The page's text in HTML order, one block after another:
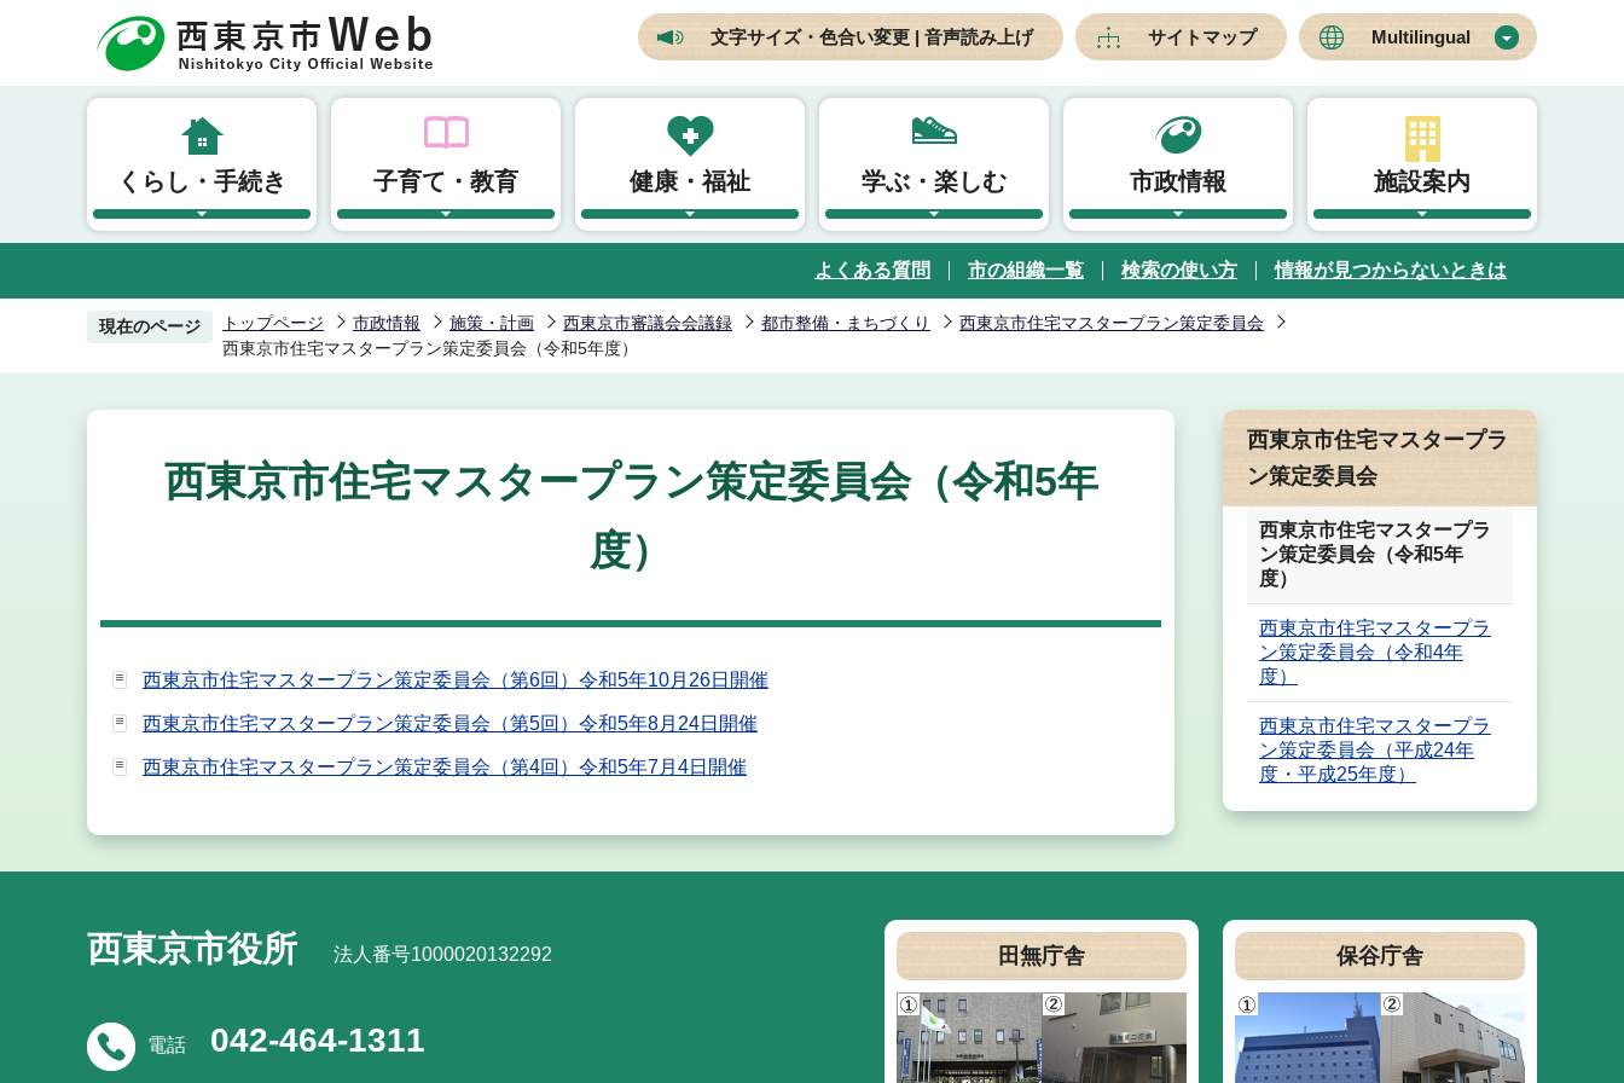
頭
文字サイズ・色合い変更 | 音声読み上げ サイトマップ Multilingual
くらし・手続き 子育て・教育 健康・福祉 学ぶ・楽しむ 市政情報 施設案内
よくある質問 市の組織一覧 検索の使い方 情報が見つからないときは
現在のページ トップページ 市政情報 施策・計画 西東京市審議会会議録 都市整備・まちづくり
西東京市住宅マスタープラン策定委員会
西東京市住宅マスタープラン策定委員会（令和5年度）
西東京市住宅マスタープラン策定委員会（令和5年
度）
西東京市住宅マスタープラン策定委員会（第6回）令和5年10月26日開催
西東京市住宅マスタープラン策定委員会（第5回）令和5年8月24日開催
西東京市住宅マスタープラン策定委員会（第4回）令和5年7月4日開催
西東京市住宅マスタープラ
ン策定委員会
西東京市住宅マスタープラ
ン策定委員会（令和5年
度）
西東京市住宅マスタープラ
ン策定委員会（令和4年
度）
西東京市住宅マスタープラ
ン策定委員会（平成24年
度・平成25年度）
西東京市役所 法人番号1000020132292
電話 042-464-1311
田無庁舎 保谷庁舎